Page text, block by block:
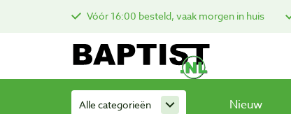
Vóór 16:00 besteld, vaak morgen in huis
Alle categorieën Nieuw